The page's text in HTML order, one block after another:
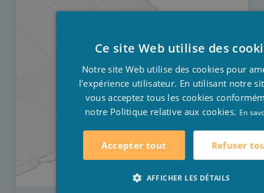
Ce site Web utilise des
Notre site Web utilise des cookies pour
l'expérience utilisateur. En utilisant notre
vous acceptez tous les cookies
notre Politique relative aux cookies. En
Accepter tout Refuser
AFFICHER LES DÉTAILS